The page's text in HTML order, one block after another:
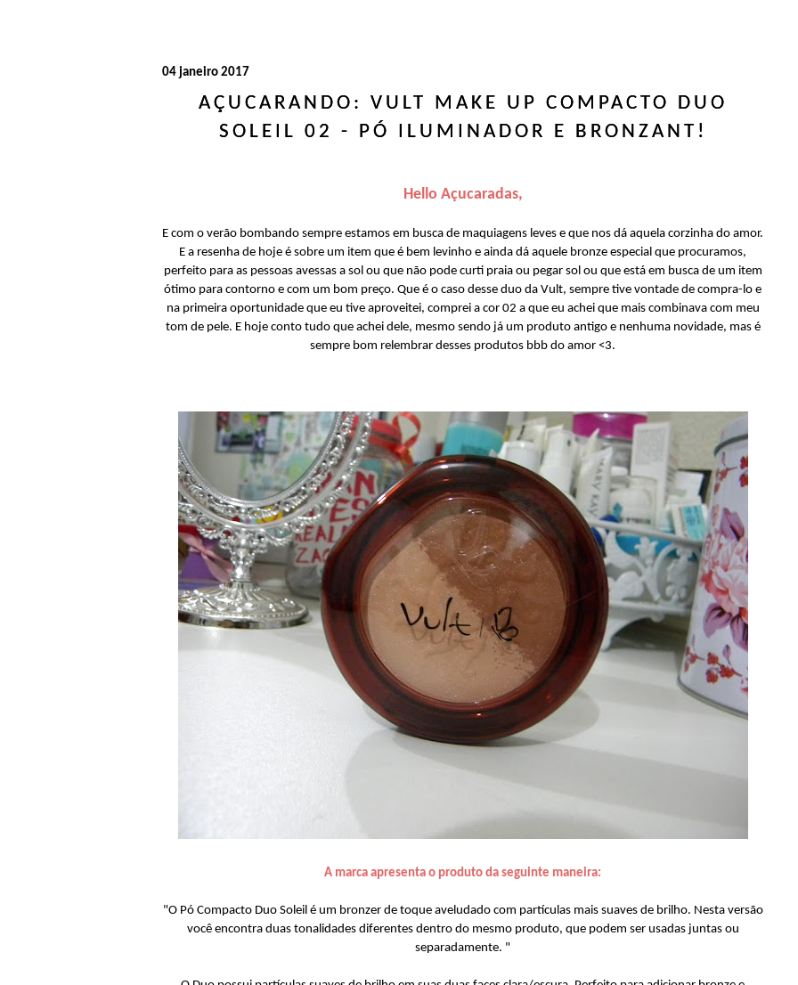
04 janeiro 2017
AÇUCARANDO: VULT MAKE UP COMPACTO DUO
SOLEIL 02 - PÓ ILUMINADOR E BRONZANT!
Hello Açucaradas,
E com o verão bombando sempre estamos em busca de maquiagens leves e que nos dá aquela corzinha do amor.
E a resenha de hoje é sobre um item que é bem levinho e ainda dá aquele bronze especial que procuramos,
perfeito para as pessoas avessas a sol ou que não pode curti praia ou pegar sol ou que está em busca de um item
ótimo para contorno e com um bom preço. Que é o caso desse duo da Vult, sempre tive vontade de compra-lo e
na primeira oportunidade que eu tive aproveitei, comprei a cor 02 a que eu achei que mais combinava com meu
tom de pele. E hoje conto tudo que achei dele, mesmo sendo já um produto antigo e nenhuma novidade, mas é
sempre bom relembrar desses produtos bbb do amor <3.
A marca apresenta o produto da seguinte maneira:
"O Pó Compacto Duo Soleil é um bronzer de toque aveludado com partículas mais suaves de brilho. Nesta versão
você encontra duas tonalidades diferentes dentro do mesmo produto, que podem ser usadas juntas ou
separadamente. "